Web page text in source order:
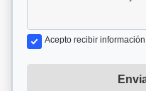
Acepto recibir